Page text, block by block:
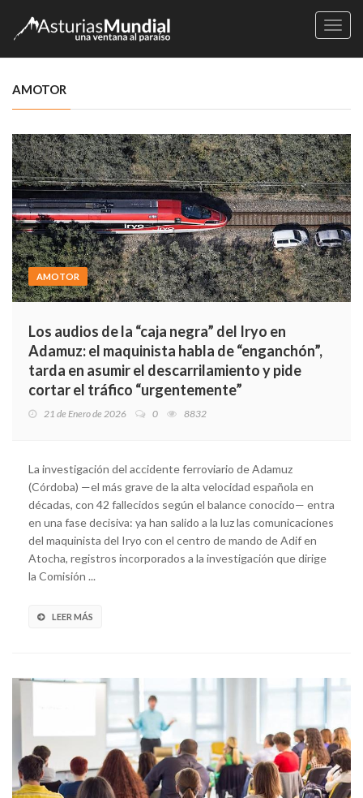
AMOTOR
AMOTOR
Los audios de la “caja negra” del Iryo en
Adamuz: el maquinista habla de “enganchón”,
tarda en asumir el descarrilamiento y pide
cortar el tráfico “urgentemente”
21 de Enero de 2026 0 8832
La investigación del accidente ferroviario de Adamuz
(Córdoba) —el más grave de la alta velocidad española en
décadas, con 42 fallecidos según el balance conocido— entra
en una fase decisiva: ya han salido a la luz las comunicaciones
del maquinista del Iryo con el centro de mando de Adif en
Atocha, registros incorporados a la investigación que dirige
la Comisión ...
LEER MÁS